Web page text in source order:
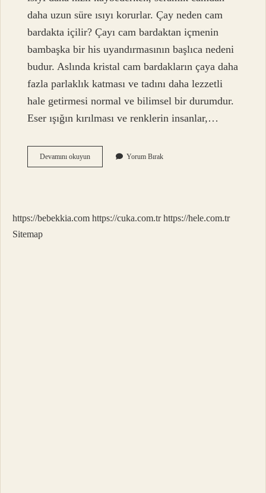
daha uzun süre ısıyı korurlar. Çay neden cam
bardakta içilir? Çayı cam bardaktan içmenin
bambaşka bir his uyandırmasının başlıca nedeni
budur. Aslında kristal cam bardakların çaya daha
fazla parlaklık katması ve tadını daha lezzetli
hale getirmesi normal ve bilimsel bir durumdur.
Eser ışığın kırılması ve renklerin insanlar,…
Devamını okuyunÇay
En
Yorum Bırak
https://bebekkia.com https://cuka.com.tr https://hele.com.tr
Sitemap